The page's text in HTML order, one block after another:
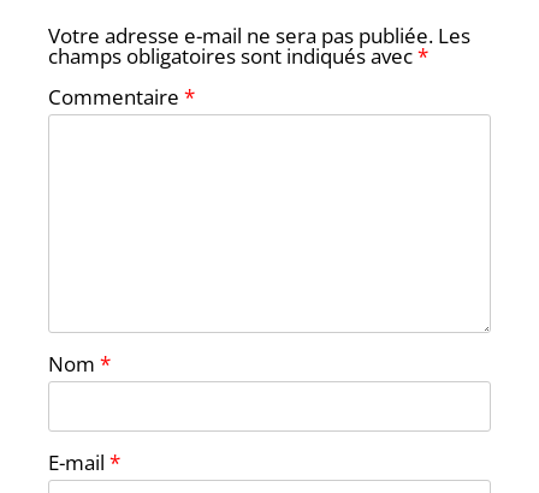
Votre adresse e-mail ne sera pas publiée. Les
champs obligatoires sont indiqués avec*
Commentaire *
Nom *
E-mail *